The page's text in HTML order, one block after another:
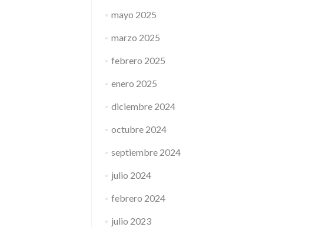
mayo 2025
marzo 2025
febrero 2025
enero 2025
diciembre 2024
octubre 2024
septiembre 2024
julio 2024
febrero 2024
julio 2023